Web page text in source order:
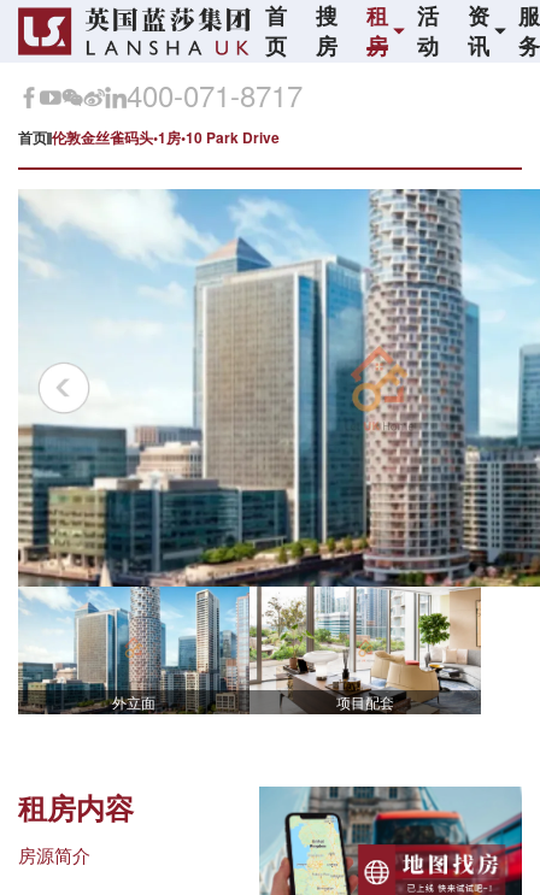
首
页
搜
房
租
房
活
动
资
讯
服
务
400-071-8717
首页 伦敦金丝雀码头•1房•10 Park Drive
外立面 项目配套
租房内容
房源简介